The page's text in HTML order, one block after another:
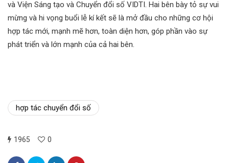
và Viện Sáng tạo và Chuyển đổi số VIDTI. Hai bên bày tỏ sự vui
mừng và hi vọng buổi lễ kí kết sẽ là mở đầu cho những cơ hội
hợp tác mới, mạnh mẽ hơn, toàn diện hơn, góp phần vào sự
phát triển và lớn mạnh của cả hai bên.
hợp tác chuyển đổi số
1965 0